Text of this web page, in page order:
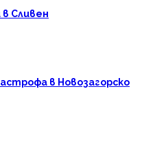
Сливен
в Новозагорско